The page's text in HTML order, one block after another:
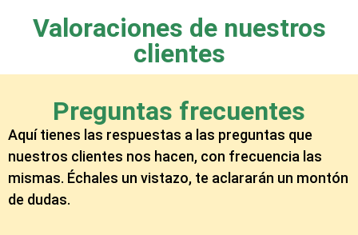
Valoraciones de nuestros
clientes
Preguntas frecuentes
Aquí tienes las respuestas a las preguntas que
nuestros clientes nos hacen, con frecuencia las
mismas. Échales un vistazo, te aclararán un montón
de dudas.